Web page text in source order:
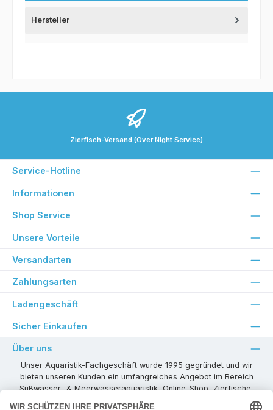
Hersteller
Zierfisch-Versand (Over Night Service)
Service-Hotline
Informationen
Shop Service
Unsere Vorteile
Versandarten
Zahlungsarten
Ladengeschäft
Sicher Einkaufen
Über uns
Unser Aquaristik-Fachgeschäft wurde 1995 gegründet und wir
bieten unseren Kunden ein umfangreiches Angebot im Bereich
Süßwasser- & Meerwasseraquaristik, Online-Shop, Zierfische,
Pflanzen, Aquarienkombinationen, Technikzubehör usw. ! Als